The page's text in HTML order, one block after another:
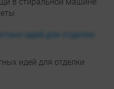
идей для отделки